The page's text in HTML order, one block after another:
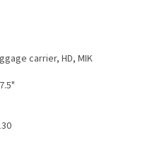
carrier, HD, MIK